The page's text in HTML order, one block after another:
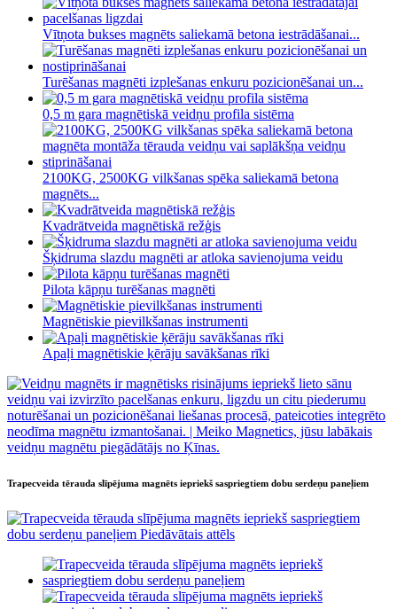
Vītņota bukses magnēts saliekamā betona iestrādāšanai...
Turēšanas magnēti izplešanas enkuru pozicionēšanai un...
0,5 m gara magnētiskā veidņu profila sistēma
2100KG, 2500KG vilkšanas spēka saliekamā betona
magnēts...
Kvadrātveida magnētiskā režģis
Šķidruma slazdu magnēti ar atloka savienojuma veidu
Pilota kāpņu turēšanas magnēti
Magnētiskie pievilkšanas instrumenti
Apaļi magnētiskie ķērāju savākšanas rīki
Trapecveida tērauda slīpējuma magnēts iepriekš saspriegtiem dobu serdeņu paneļiem